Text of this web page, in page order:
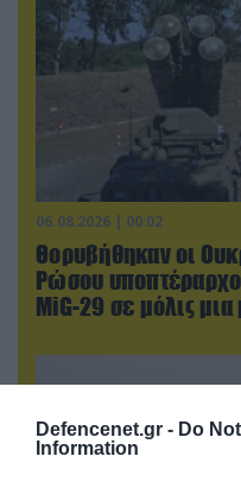
Defencenet.gr - Do
Information
06.08.2026 | 00:02
Θορυβήθηκαν οι
Ρώσου
MiG-29 σε μόλις μια